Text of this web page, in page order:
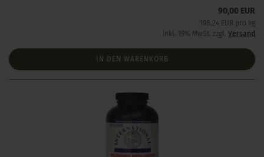
90,00 EUR
198,24 EUR pro kg
inkl. 19% MwSt. zzgl. Versand
IN DEN WARENKORB